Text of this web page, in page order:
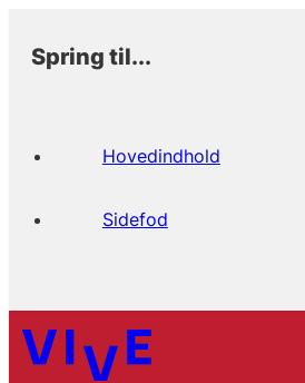
Spring til...
Hovedindhold
Sidefod